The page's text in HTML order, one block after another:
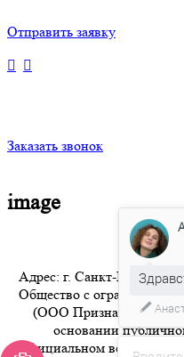
Отправить заявку
Заказать звонок
image
Адрес: г. Санкт-
Общество с
(ООО Признание)
основании
официальном веб-сайте